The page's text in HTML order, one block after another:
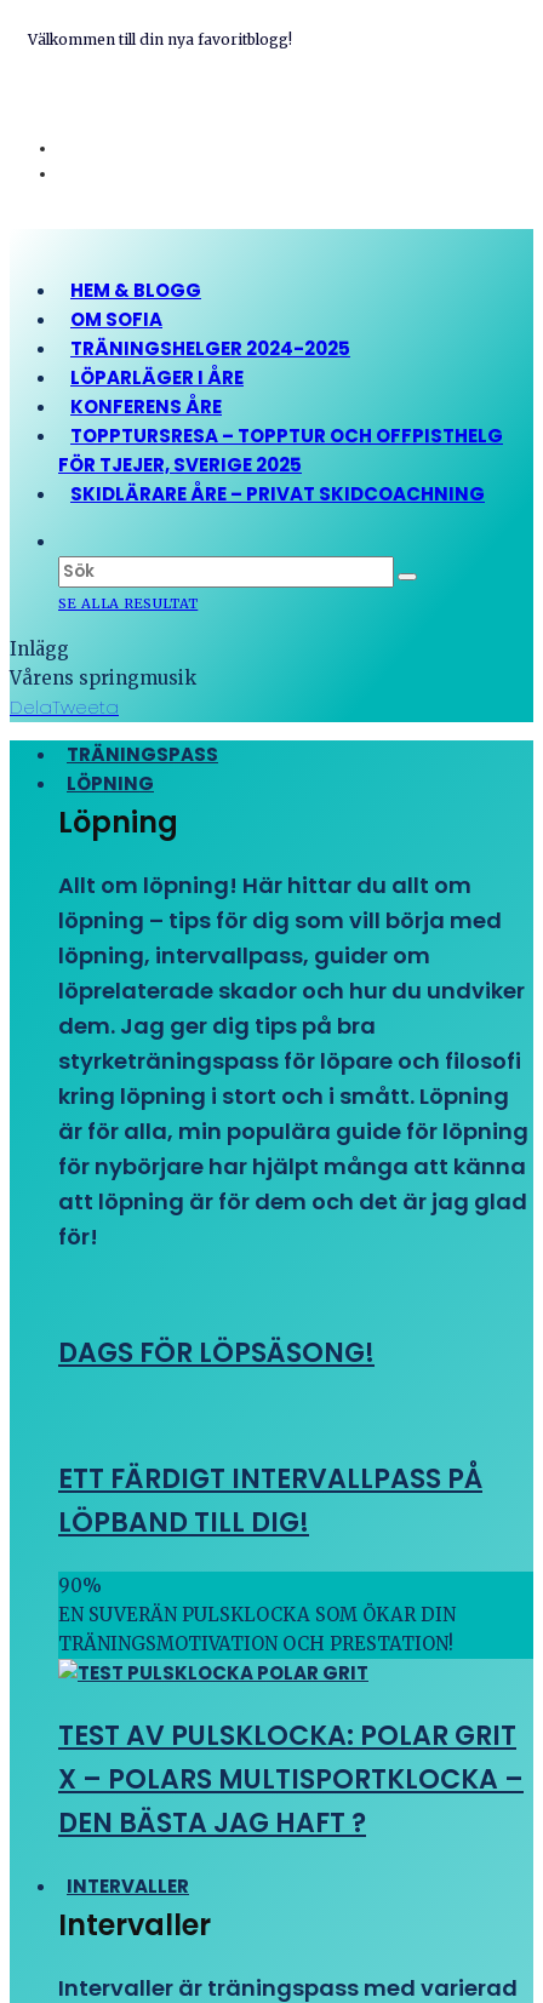
Välkommen till din nya favoritblogg!
HEM & BLOGG
OM SOFIA
TRÄNINGSHELGER 2024-2025
LÖPARLÄGER I ÅRE
KONFERENS ÅRE
TOPPTURSRESA – TOPPTUR OCH OFFPISTHELG
FÖR TJEJER, SVERIGE 2025
SKIDLÄRARE ÅRE – PRIVAT SKIDCOACHNING
SE ALLA RESULTAT
Inlägg
Vårens springmusik
DelaTweeta
TRÄNINGSPASS
LÖPNING
Löpning
Allt om löpning! Här hittar du allt om
löpning – tips för dig som vill börja med
löpning, intervallpass, guider om
löprelaterade skador och hur du undviker
dem. Jag ger dig tips på bra
styrketräningspass för löpare och filosofi
kring löpning i stort och i smått. Löpning
är för alla, min populära guide för löpning
för nybörjare har hjälpt många att känna
att löpning är för dem och det är jag glad
för!
DAGS FÖR LÖPSÄSONG!
ETT FÄRDIGT INTERVALLPASS PÅ
LÖPBAND TILL DIG!
90%
EN SUVERÄN PULSKLOCKA SOM ÖKAR DIN
TRÄNINGSMOTIVATION OCH PRESTATION!
TEST AV PULSKLOCKA: POLAR GRIT
X – POLARS MULTISPORTKLOCKA –
DEN BÄSTA JAG HAFT ?
INTERVALLER
Intervaller
Intervaller är träningspass med varierad